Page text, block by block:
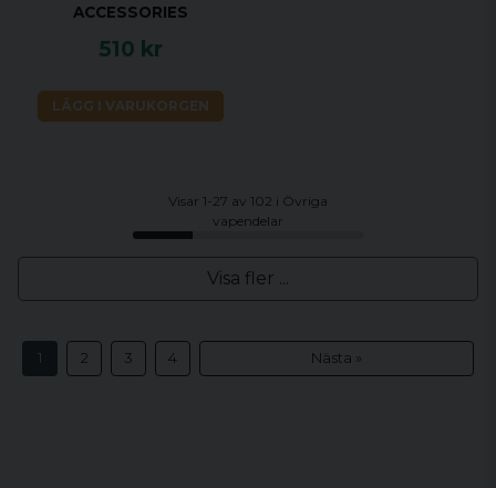
ACCESSORIES
510 kr
LÄGG I VARUKORGEN
Visar 1-27 av 102 i Övriga
vapendelar
Visa fler ...
1 2 3 4 Nästa »